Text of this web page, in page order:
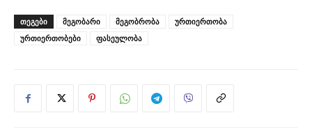
ᲗᲔᲒᲔᲑᲘ მეგობარი მეგობრობა
ურთიერთობა
ურთიერთობები
ფასეულობა